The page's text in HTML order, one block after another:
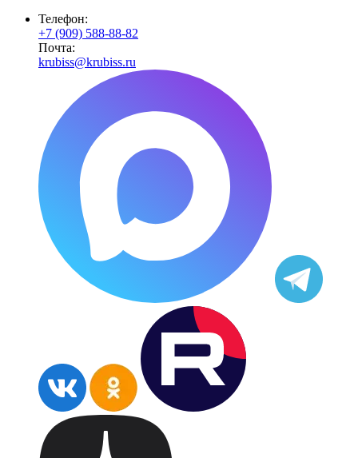
Телефон:
+7 (909) 588-88-82
Почта:
krubiss@krubiss.ru